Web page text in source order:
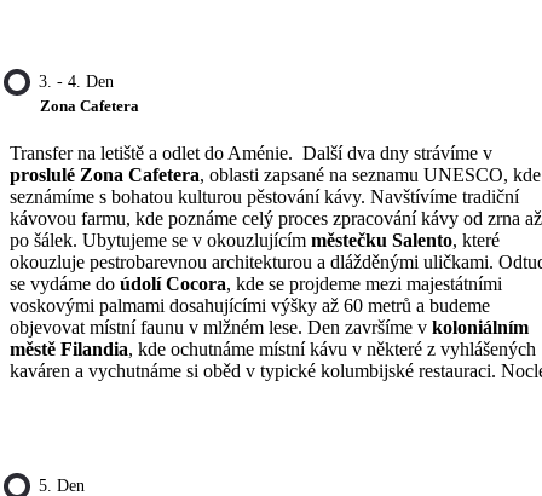
3. - 4. Den
Zona Cafetera
Transfer na letiště a odlet do Aménie. Další dva dny strávíme v
proslulé Zona Cafetera, oblasti zapsané na seznamu UNESCO,
seznámíme s bohatou kulturou pěstování kávy. Navštívíme tradiční
kávovou farmu, kde poznáme celý proces zpracování kávy od zrna až
po šálek. Ubytujeme se v okouzlujícím městečku Salento, které
okouzluje pestrobarevnou architekturou a dlážděnými uličkami.
se vydáme do údolí Cocora, kde se projdeme mezi majestátními
voskovými palmami dosahujícími výšky až 60 metrů a budeme
objevovat místní faunu v mlžném lese. Den završíme v koloniálním
městě Filandia, kde ochutnáme místní kávu v některé z vyhlášených
kaváren a vychutnáme si oběd v typické kolumbijské restauraci.
5. Den